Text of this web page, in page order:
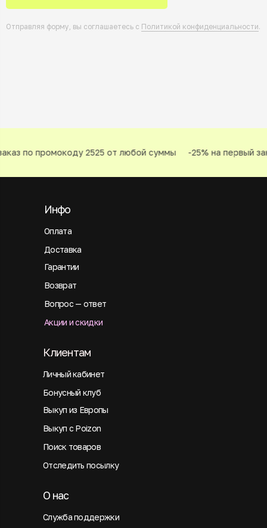
Отправляя форму, вы соглашаетесь с Политикой конфиденциальности.
по промокоду 2525 от любой суммы -25% на первый
Оплата
Инфо
Доставка
Гарантии
Возврат
Вопрос — ответ
Акции и скидки
Личный кабинет
Клиентам
Бонусный клуб
Выкуп из Европы
Выкуп с Poizon
Поиск товаров
Отследить посылку
Служба поддержки
О нас